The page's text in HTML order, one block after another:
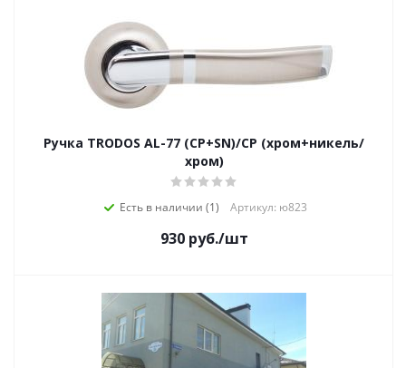
Ручка TRODOS AL-77 (CP+SN)/CP (хром+никель/
хром)
Есть в наличии (1) Артикул: ю823
930руб./шт